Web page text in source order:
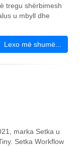
tregu shërbimesh
u mbyll dhe
Lexo më shumë...
marka Setka u
Setka Workflow